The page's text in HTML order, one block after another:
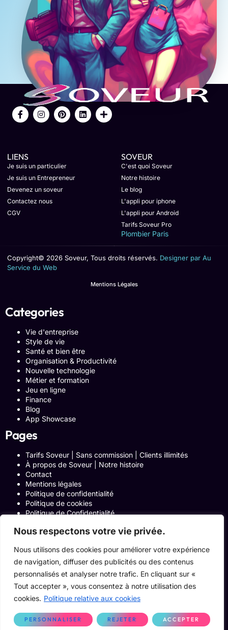
Nous respectons votre vie privée.
Nous utilisons des cookies pour améliorer votre expérience
de navigation, diffuser des publicités ou des contenus
personnalisés et analyser notre trafic. En cliquant sur «
Tout accepter », vous consentez à notre utilisation des
cookies. Politique relative aux cookies
PERSONNALISER REJETER ACCEPTER
LIENS
Je suis un particulier
Je suis un Entrepreneur
Devenez un soveur
Contactez nous
CGV
SOVEUR
C'est quoi Soveur
Notre histoire
Le blog
L'appli pour iphone
L'appli pour Android
Tarifs Soveur Pro
Plombier Paris
Copyright© 2026 Soveur, Tous droits réservés. Designer par Au
Service du Web
Mentions Légales
Categories
Vie d'entreprise
Style de vie
Santé et bien être
Organisation & Productivité
Nouvelle technologie
Métier et formation
Jeu en ligne
Finance
Blog
App Showcase
Pages
Tarifs Soveur | Sans commission | Clients illimités
À propos de Soveur | Notre histoire
Contact
Mentions légales
Politique de confidentialité
Politique de cookies
Politique de Confidentialité
Blog
Programme Affiliation
Conditions générales d’utilisation
ACCUEIL
Onglets Zone Affilié
Le Blog
Devenir pro